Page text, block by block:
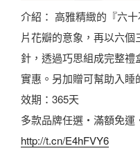
介紹： 高雅精緻的『六
片花瓣的意象，再以六
針，透過巧思組成完整
實惠。另加贈可幫助入睡
效期：365天
多款品牌任選・滿額免
http://t.cn/E4hFVY6